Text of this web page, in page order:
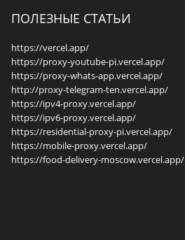
ПОЛЕЗНЫЕ СТАТЬИ
https://vercel.app/
https://proxy-youtube-pi.vercel.app/
https://proxy-whats-app.vercel.app/
http://proxy-telegram-ten.vercel.app/
https://ipv4-proxy.vercel.app/
https://ipv6-proxy.vercel.app/
https://residential-proxy-pi.vercel.app/
https://mobile-proxy.vercel.app/
https://food-delivery-moscow.vercel.app/